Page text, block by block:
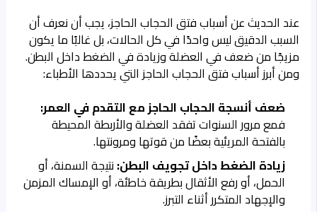
عند الحديث عن أسباب فتق الحجاب الحاجز، يجب أن نعرف أن
السبب الدقيق ليس واحدًا في كل الحالات، بل غالبًا ما يكون
مزيجًا من ضعف في العضلة وزيادة في الضغط داخل البطن.
ومن أبرز أسباب فتق الحجاب الحاجز التي يحددها الأطباء:
ضعف أنسجة الحجاب الحاجز مع التقدم في العمر:
فمع مرور السنوات تفقد العضلة والأربطة المحيطة
بالفتحة المريئية بعضًا من قوتها ومرونتها.
زيادة الضغط داخل تجويف البطن: نتيجة السمنة، أو
الحمل، أو رفع الأثقال بطريقة خاطئة، أو الإمساك المزمن
والإجهاد المتكرر أثناء التبرز.